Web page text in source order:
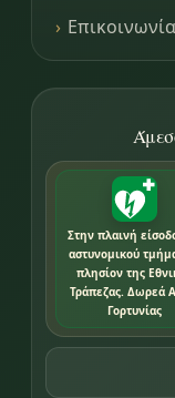
Επικοινωνία
Στην πλαινή
αστυνομικού
πλησίον της
Τράπεζας. Δωρεά
Γορτυνίας